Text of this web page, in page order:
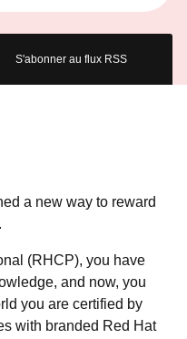
S'abonner au flux RSS
a new way to reward
(RHCP), you have
and now, you
you are certified by
with branded Red Hat